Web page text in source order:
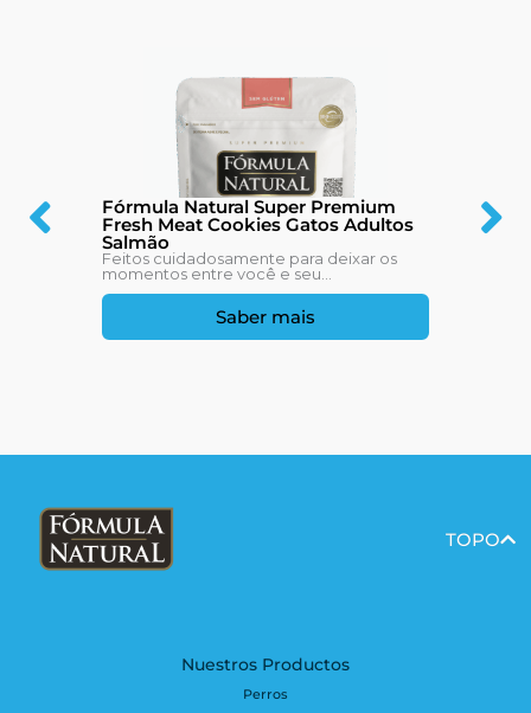
Fórmula Natural Super Premium
Fresh Meat Cookies Gatos Adultos
Salmão
Feitos cuidadosamente para deixar os
momentos entre você e seu...
Saber mais
TOPO
Nuestros Productos
Perros